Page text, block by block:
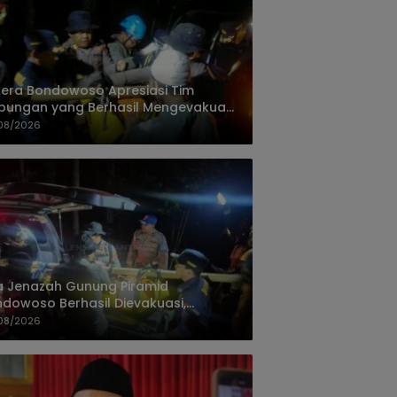
Bondowoso Apresiasi Tim
yang Berhasil Mengevakuasi
Korban Gunung Piramid
2026
Jenazah Gunung Piramid
Berhasil Dievakuasi,
Aryo Apresiasi Tim Gabungan
2026